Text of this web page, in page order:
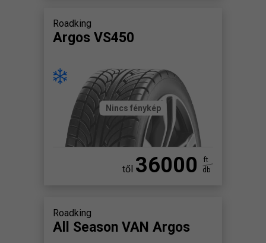
Roadking
Argos VS450
Nincs fénykép
től 36000
ft
db
Roadking
All Season VAN Argos